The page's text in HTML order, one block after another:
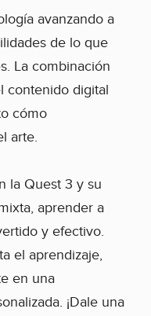
avanzando a
de lo que
La combinación
contenido digital
cómo
arte.
la Quest 3 y su
aprender a
y efectivo.
el aprendizaje,
en una
¡Dale una